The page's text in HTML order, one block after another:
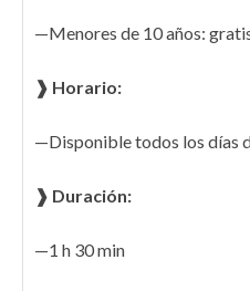
—Menores de 10 años:
❱ Horario:
—Disponible todos los días
❱ Duración:
—1 h 30 min